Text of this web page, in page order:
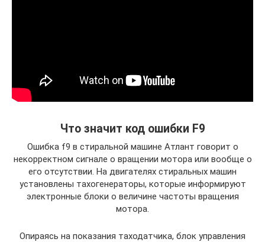
Что значит код ошибки F9
Ошибка f9 в стиральной машине Атлант говорит о
некорректном сигнале о вращении мотора или вообще о
его отсутствии. На двигателях стиральных машин
установлены тахогенераторы, которые информируют
электронные блоки о величине частоты вращения
мотора.
Опираясь на показания таходатчика, блок управления